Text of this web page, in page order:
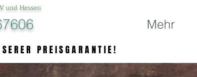
und Hessen
Mehr
PREISGARANTIE!
PREISGARANTIE!